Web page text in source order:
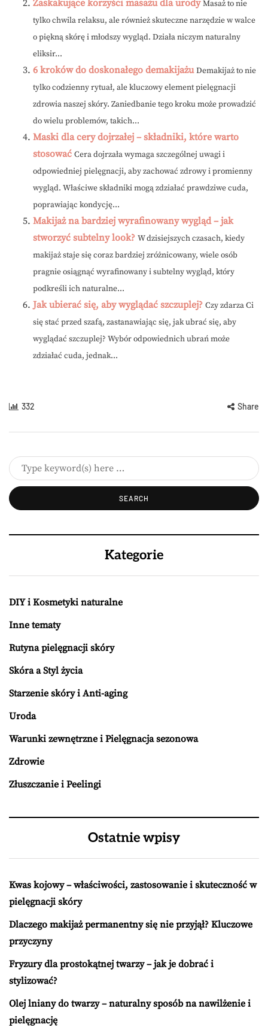
Zaskakujące korzyści masażu dla urody Masaż to nie
tylko chwila relaksu, ale również skuteczne narzędzie w walce
o piękną skórę i młodszy wygląd. Działa niczym naturalny
eliksir...
6 kroków do doskonałego demakijażu Demakijaż to nie
tylko codzienny rytuał, ale kluczowy element pielęgnacji
zdrowia naszej skóry. Zaniedbanie tego kroku może prowadzić
do wielu problemów, takich...
Maski dla cery dojrzałej – składniki, które warto
stosować Cera dojrzała wymaga szczególnej uwagi i
odpowiedniej pielęgnacji, aby zachować zdrowy i promienny
wygląd. Właściwe składniki mogą zdziałać prawdziwe cuda,
poprawiając kondycję...
Makijaż na bardziej wyrafinowany wygląd – jak
stworzyć subtelny look? W dzisiejszych czasach, kiedy
makijaż staje się coraz bardziej zróżnicowany, wiele osób
pragnie osiągnąć wyrafinowany i subtelny wygląd, który
podkreśli ich naturalne...
Jak ubierać się, aby wyglądać szczuplej? Czy zdarza Ci
się stać przed szafą, zastanawiając się, jak ubrać się, aby
wyglądać szczuplej? Wybór odpowiednich ubrań może
zdziałać cuda, jednak...
332 Share
Kategorie
DIY i Kosmetyki naturalne
Inne tematy
Rutyna pielęgnacji skóry
Skóra a Styl życia
Starzenie skóry i Anti-aging
Uroda
Warunki zewnętrzne i Pielęgnacja sezonowa
Zdrowie
Złuszczanie i Peelingi
Ostatnie wpisy
Kwas kojowy – właściwości, zastosowanie i skuteczność w
pielęgnacji skóry
Dlaczego makijaż permanentny się nie przyjął? Kluczowe
przyczyny
Fryzury dla prostokątnej twarzy – jak je dobrać i
stylizować?
Olej lniany do twarzy – naturalny sposób na nawilżenie i
pielęgnację